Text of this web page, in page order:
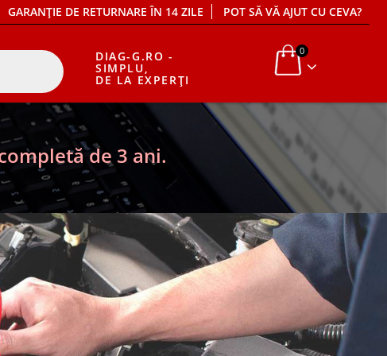
GARANȚIE DE RETURNARE ÎN 14 ZILE POT SĂ VĂ AJUT CU CEVA?
DIAG-G.RO -
SIMPLU,
DE LA EXPERȚI
0
de 3 ani.